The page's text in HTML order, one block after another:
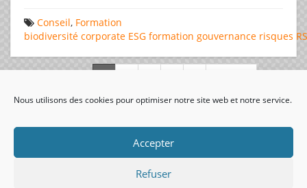
Nous utilisons des cookies pour optimiser notre site web et notre service.
Accepter
Refuser
Conseil, Formation
biodiversité corporate ESG formation gouvernance risques
visiteurs uniques: